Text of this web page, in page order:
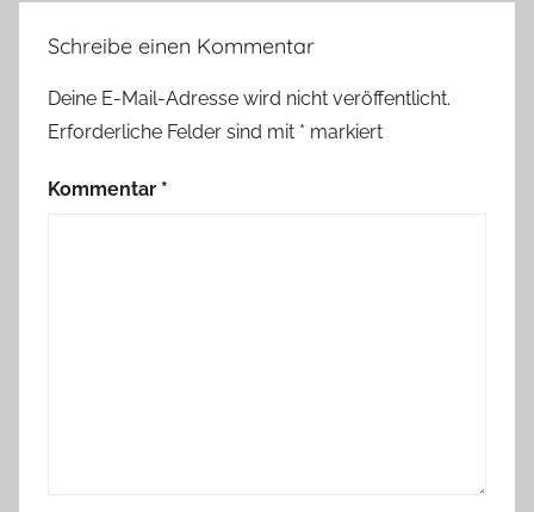
Schreibe einen Kommentar
Deine E-Mail-Adresse wird nicht veröffentlicht.
Erforderliche Felder sind mit * markiert
Kommentar *